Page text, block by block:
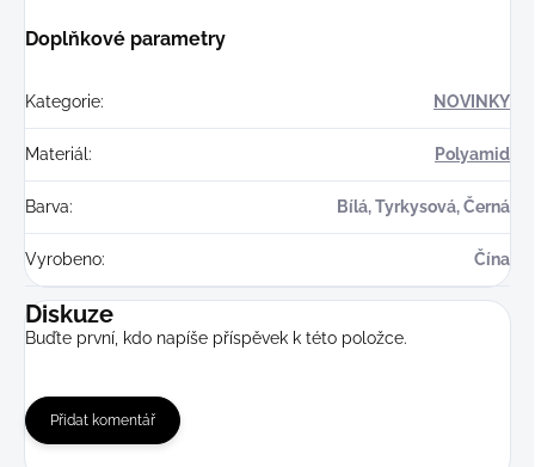
Doplňkové parametry
Kategorie: NOVINKY
Materiál: Polyamid
Barva: Bílá, Tyrkysová, Černá
Vyrobeno: Čína
Diskuze
Buďte první, kdo napíše příspěvek k této položce.
Přidat komentář